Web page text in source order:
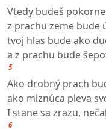
Vtedy budeš
z prachu zeme bude
tvoj hlas bude ako
a z prachu bude
5
Ako drobný prach
ako miznúca pleva
I stane sa zrazu,
6